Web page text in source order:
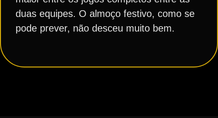
duas equipes. O almoço festivo, como se
pode prever, não desceu muito bem.